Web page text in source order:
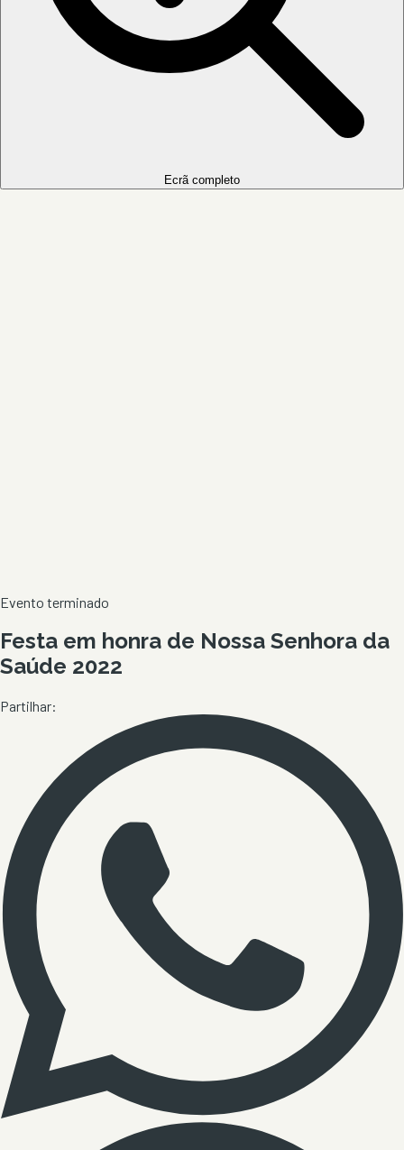
Ecrã completo
Evento terminado
Festa em honra de Nossa Senhora da
Saúde 2022
Partilhar: